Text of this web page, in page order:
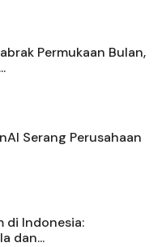
Permukaan Bulan,
Serang Perusahaan
di Indonesia:
dan...